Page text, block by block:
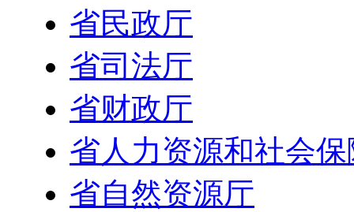
省民政厅
省司法厅
省财政厅
省人力资源和社会
省自然资源厅